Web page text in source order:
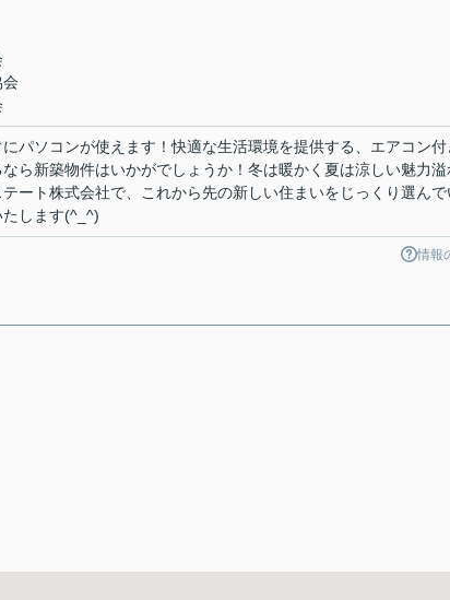
パソコンが使えます！快適な生活環境を提供する、エアコン付
ら新築物件はいかがでしょうか！冬は暖かく夏は涼しい魅力溢
ート株式会社で、これから先の新しい住まいをじっくり選んで
します(^_^)
情報